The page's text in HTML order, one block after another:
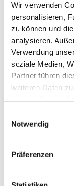
Wir verwenden
personalisieren,
zu können und
analysieren.
Verwendung
soziale Medien,
Partner führen
weiteren Daten
Notwendig
Präferenzen